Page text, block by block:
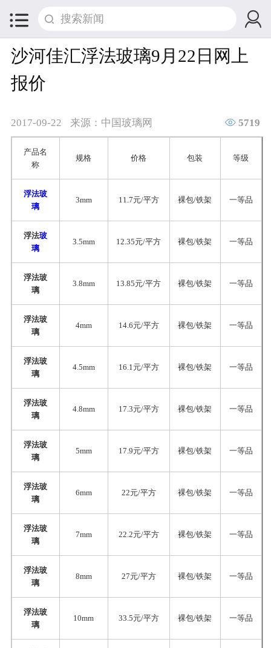
 
沙河佳汇浮法玻璃9月22日网上
报价
2017-09-22 来源：中国玻璃网  5719
产品名
称
规格 价格 包装 等级
浮法玻
璃
3mm 11.7元/平方 裸包/铁架 一等品
浮法玻
璃
3.5mm 12.35元/平方 裸包/铁架 一等品
浮法玻
璃
3.8mm 13.85元/平方 裸包/铁架 一等品
浮法玻
璃
4mm 14.6元/平方 裸包/铁架 一等品
浮法玻
璃
4.5mm 16.1元/平方 裸包/铁架 一等品
浮法玻
璃
4.8mm 17.3元/平方 裸包/铁架 一等品
浮法玻
璃
5mm 17.9元/平方 裸包/铁架 一等品
浮法玻
璃
6mm 22元/平方 裸包/铁架 一等品
浮法玻
璃
7mm 22.2元/平方 裸包/铁架 一等品
浮法玻
璃
8mm 27元/平方 裸包/铁架 一等品
浮法玻
璃
10mm 33.5元/平方 裸包/铁架 一等品